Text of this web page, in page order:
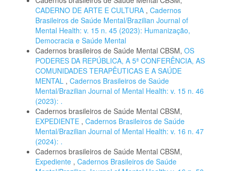
CADERNO DE ARTE E CULTURA , Cadernos
Brasileiros de Saúde Mental/Brazilian Journal of
Mental Health: v. 15 n. 45 (2023): Humanização,
Democracia e Saúde Mental
Cadernos brasileiros de Saúde Mental CBSM, OS
PODERES DA REPÚBLICA, A 5ª CONFERÊNCIA, AS
COMUNIDADES TERAPÊUTICAS E A SAÚDE
MENTAL , Cadernos Brasileiros de Saúde
Mental/Brazilian Journal of Mental Health: v. 15 n. 46
(2023): .
Cadernos brasileiros de Saúde Mental CBSM,
EXPEDIENTE , Cadernos Brasileiros de Saúde
Mental/Brazilian Journal of Mental Health: v. 16 n. 47
(2024): .
Cadernos brasileiros de Saúde Mental CBSM,
Expediente , Cadernos Brasileiros de Saúde